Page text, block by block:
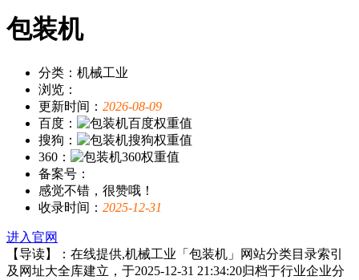
包装机
分类：机械工业
浏览：
更新时间： 2026-08-09
百度：
搜狗：
360：
备案号：
感觉不错，很赞哦！
收录时间： 2025-12-31
进入官网
【导读】：在线提供,机械工业「包装机」网站分类目录索引
及网址大全库建立，于2025-12-31 21:34:20归档于行业企业分